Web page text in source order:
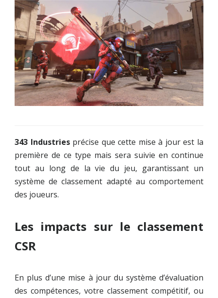
343 Industriesprécise que cette mise à jour est la
première de ce type mais sera suivie en continue
tout au long de la vie du jeu, garantissant un
système de classement adapté au comportement
des joueurs.
Les impacts sur le classement
CSR
En plus d’une mise à jour du système d’évaluation
des compétences, votre classement compétitif, ou